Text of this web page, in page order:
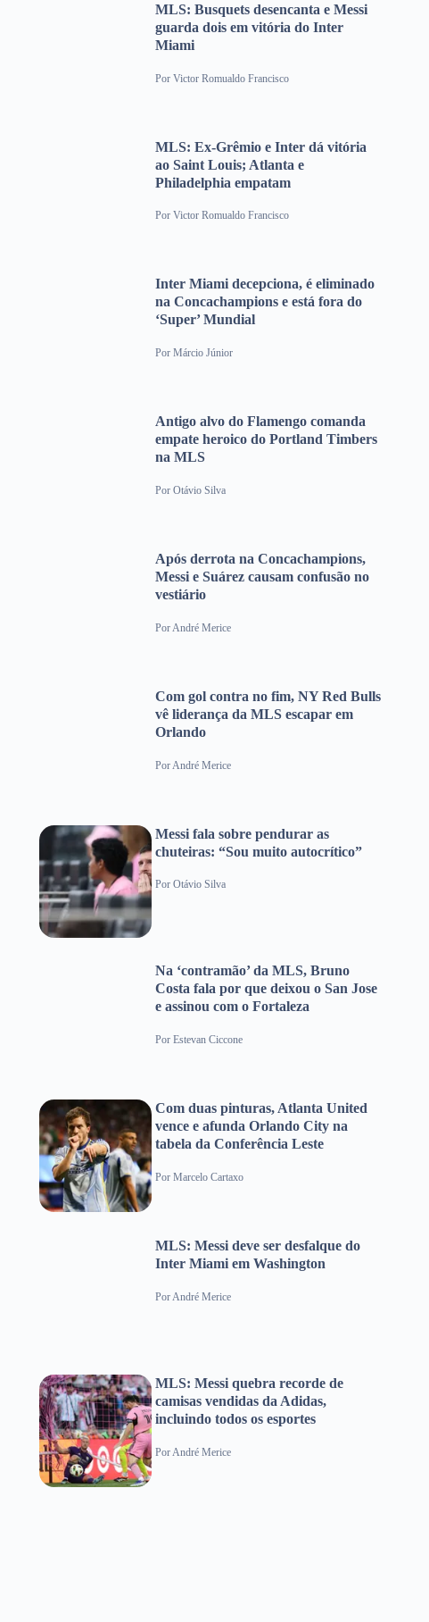
MLS: Busquets desencanta e Messi
guarda dois em vitória do Inter
Miami
Por Victor Romualdo Francisco
MLS: Ex-Grêmio e Inter dá vitória
ao Saint Louis; Atlanta e
Philadelphia empatam
Por Victor Romualdo Francisco
Inter Miami decepciona, é eliminado
na Concachampions e está fora do
‘Super’ Mundial
Por Márcio Júnior
Antigo alvo do Flamengo comanda
empate heroico do Portland Timbers
na MLS
Por Otávio Silva
Após derrota na Concachampions,
Messi e Suárez causam confusão no
vestiário
PorAndré Merice
Com gol contra no fim, NY Red Bulls
vê liderança da MLS escapar em
Orlando
Por André Merice
Messi fala sobre pendurar as
chuteiras: “Sou muito autocrítico”
Por Otávio Silva
Na ‘contramão’ da MLS, Bruno
Costa fala por que deixou o San Jose
e assinou com o Fortaleza
Por Estevan Ciccone
Com duas pinturas, Atlanta United
vence e afunda Orlando City na
tabela da Conferência Leste
Por Marcelo Cartaxo
MLS: Messi deve ser desfalque do
Inter Miami em Washington
PorAndré Merice
MLS: Messi quebra recorde de
camisas vendidas da Adidas,
incluindo todos os esportes
Por André Merice